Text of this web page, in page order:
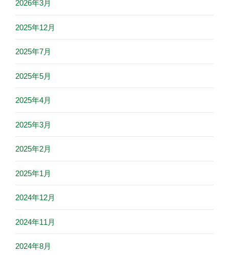
2026年3月
2025年12月
2025年7月
2025年5月
2025年4月
2025年3月
2025年2月
2025年1月
2024年12月
2024年11月
2024年8月